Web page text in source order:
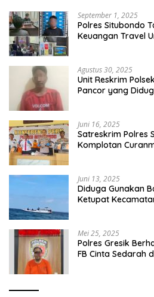
September 1, 2025
Polres Situbondo
Keuangan Travel
Agustus 30, 2025
Unit Reskrim
Pancor yang
Juni 16, 2025
Satreskrim Polres
Komplotan
Juni 13, 2025
Diduga Gunakan
Ketupat
Mei 25, 2025
Polres Gresik
FB Cinta Sedarah